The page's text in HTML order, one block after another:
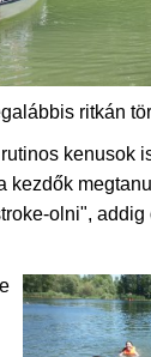
ritkán
kenusok
kezdők
olni", addig